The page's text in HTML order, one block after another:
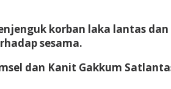
korban laka lantas
sesama.
dan Kanit Gakkum